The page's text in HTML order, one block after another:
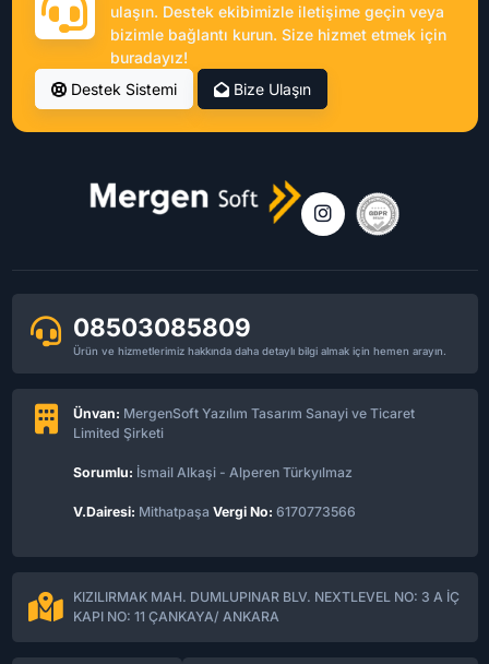
ulaşın. Destek ekibimizle iletişime geçin veya
bizimle bağlantı kurun. Size hizmet etmek için
buradayız!
Destek Sistemi
Bize Ulaşın
08503085809
Ürün ve hizmetlerimiz hakkında daha detaylı bilgi almak için hemen arayın.
Ünvan: MergenSoft Yazılım Tasarım Sanayi ve Ticaret
Limited Şirketi
Sorumlu: İsmail Alkaşi - Alperen Türkyılmaz
V.Dairesi: Mithatpaşa Vergi No: 6170773566
KIZILIRMAK MAH. DUMLUPINAR BLV. NEXTLEVEL NO: 3 A İÇ
KAPI NO: 11 ÇANKAYA/ ANKARA